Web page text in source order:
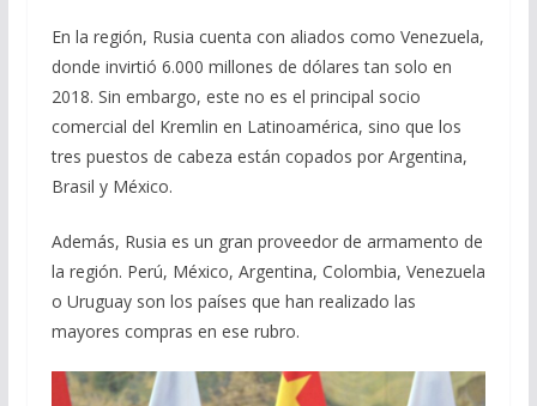
En la región, Rusia cuenta con aliados como Venezuela,
donde invirtió 6.000 millones de dólares tan solo en
2018. Sin embargo, este no es el principal socio
comercial del Kremlin en Latinoamérica, sino que los
tres puestos de cabeza están copados por Argentina,
Brasil y México.
Además, Rusia es un gran proveedor de armamento de
la región. Perú, México, Argentina, Colombia, Venezuela
o Uruguay son los países que han realizado las
mayores compras en ese rubro.